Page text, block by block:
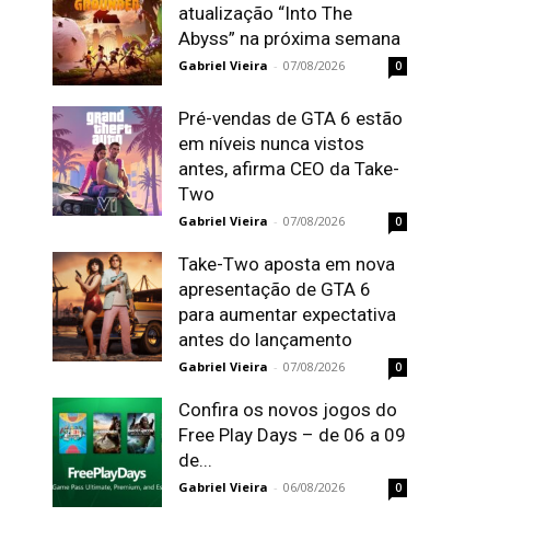
atualização “Into The
Abyss” na próxima semana
Gabriel Vieira - 07/08/2026 0
Pré-vendas de GTA 6 estão
em níveis nunca vistos
antes, afirma CEO da Take-
Two
Gabriel Vieira - 07/08/2026 0
Take-Two aposta em nova
apresentação de GTA 6
para aumentar expectativa
antes do lançamento
Gabriel Vieira - 07/08/2026 0
Confira os novos jogos do
Free Play Days – de 06 a 09
de...
Gabriel Vieira - 06/08/2026 0